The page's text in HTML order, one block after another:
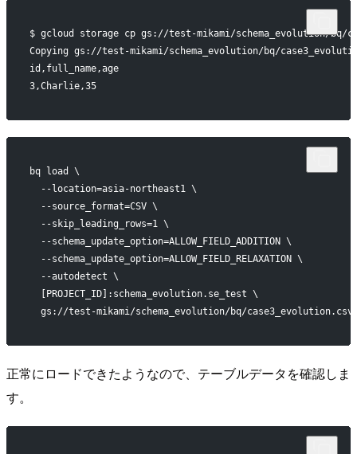
$ gcloud storage cp gs://test-mikami/schema_evolution/bq/
Copying gs://test-mikami/schema_evolution/bq/
id,full_name,age
3,Charlie,35
bq load \
  --location=asia-northeast1 \
  --source_format=CSV \
  --skip_leading_rows=1 \
  --schema_update_option=ALLOW_FIELD_ADDITION \
  --schema_update_option=ALLOW_FIELD_RELAXATION \
  --autodetect \
  [PROJECT_ID]:schema_evolution.se_test \
  gs://test-mikami/schema_evolution/bq/case3_evolution.csv
正常にロードできたようなので、テーブルデータを確認しま
す。